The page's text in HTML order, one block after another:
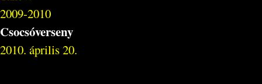
2009-2010
Csocsóverseny
2010. április 20.